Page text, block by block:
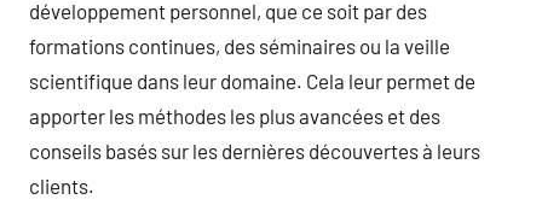
développement personnel, que ce soit par des
formations continues, des séminaires ou la veille
scientifique dans leur domaine. Cela leur permet de
apporter les méthodes les plus avancées et des
conseils basés sur les dernières découvertes à leurs
clients.